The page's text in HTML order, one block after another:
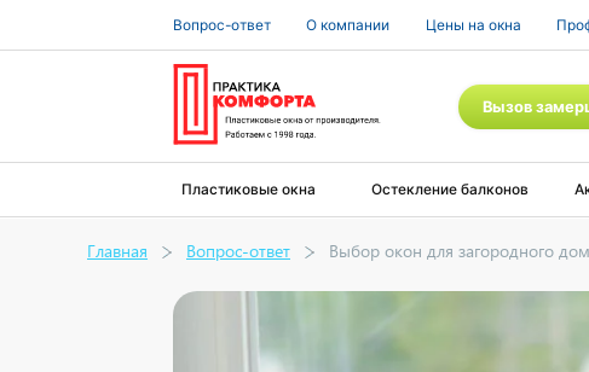
Вопрос-ответ О компании Цены на окна
Вызов
Пластиковые окна Остекление балконов
Главная Вопрос-ответ Выбор окон для загородного